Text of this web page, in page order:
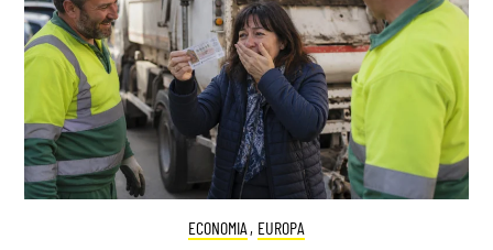
ECONOMIA , EUROPA